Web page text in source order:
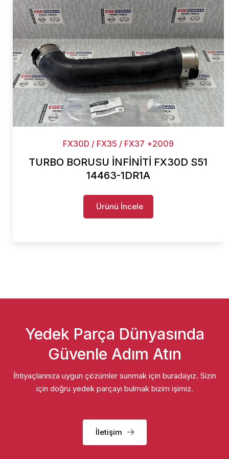
FX30D / FX35 / FX37 +2009
TURBO BORUSU İNFİNİTİ FX30D S51
14463-1DR1A
Ürünü İncele
Yedek Parça Dünyasında
Güvenle Adım Atın
İhtiyaçlarınıza uygun çözümler sunmak için buradayız. Sizin
için doğru yedek parçayı bulmak bizim işimiz.
İletişim